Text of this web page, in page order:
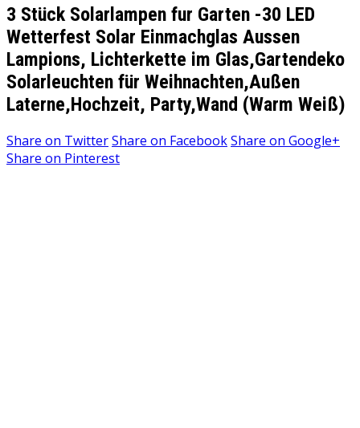
3 Stück Solarlampen fur Garten -30 LED
Wetterfest Solar Einmachglas Aussen
Lampions, Lichterkette im Glas,Gartendeko
Solarleuchten für Weihnachten,Außen
Laterne,Hochzeit, Party,Wand (Warm Weiß)
Share on TwitterShare on FacebookShare on Google+
Share on Pinterest